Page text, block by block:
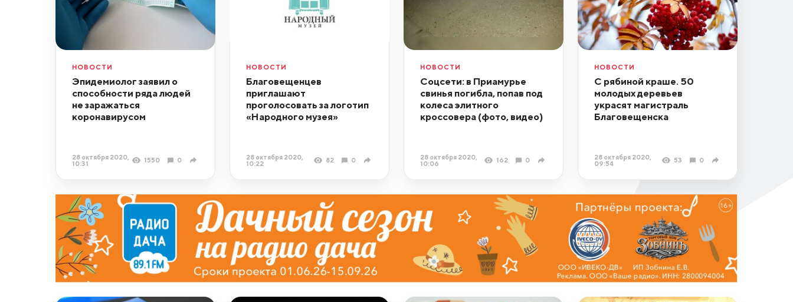
НОВОСТИ
Эпидемиолог заявил о
способности ряда людей
не заражаться
коронавирусом
28 октября 2020,
10:31
1550 0
НОВОСТИ
Благовещенцев
приглашают
проголосовать за логотип
«Народного музея»
28 октября 2020,
10:22
82 0
НОВОСТИ
Соцсети: в Приамурье
свинья погибла, попав под
колеса элитного
кроссовера (фото, видео)
28 октября 2020,
10:06
162 0
НОВОСТИ
С рябиной краше. 50
молодых деревьев
украсят магистраль
Благовещенска
28 октября 2020,
09:54
53 0